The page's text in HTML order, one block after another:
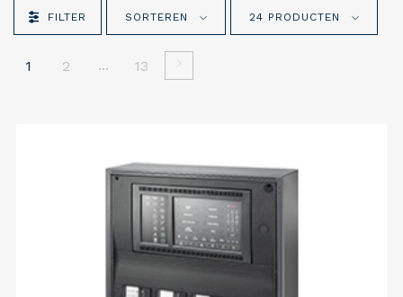
FILTER SORTEREN 24 PRODUCTEN
1 2 ... 13